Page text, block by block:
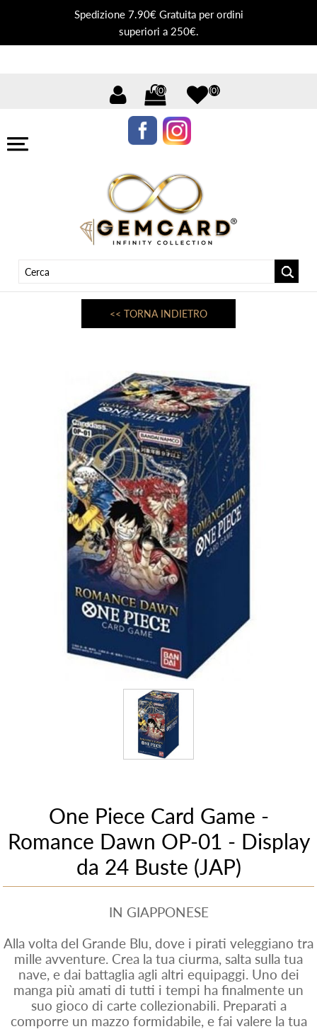
Spedizione 7.90€ Gratuita per ordini
superiori a 250€.
(0) (0)
<< TORNA INDIETRO
One Piece Card Game -
Romance Dawn OP-01 - Display
da 24 Buste (JAP)
IN GIAPPONESE
Alla volta del Grande Blu, dove i pirati veleggiano tra
mille avventure. Crea la tua ciurma, salta sulla tua
nave, e dai battaglia agli altri equipaggi. Uno dei
manga più amati di tutti i tempi ha finalmente un
suo gioco di carte collezionabili. Preparati a
comporre un mazzo formidabile, e fai valere la tua